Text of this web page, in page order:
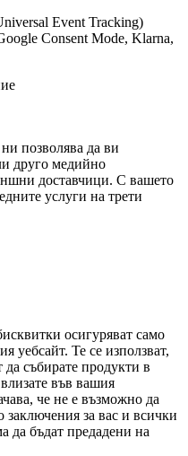
Event Tracking)
Consent Mode, Klarna,
позволява да ви
друго медийно
доставчици. С вашето
услуги на трети
осигуряват само
уебсайт. Те се използват,
събирате продукти в
във вашия
че не е възможно да
за вас и всички
да бъдат предадени на